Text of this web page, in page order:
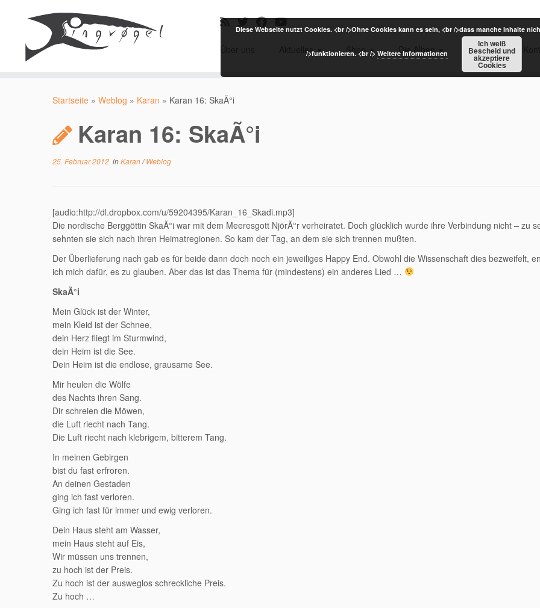
Aktuelles Shop Die Alben Termine
Startseite » Weblog » Karan » Karan 16: SkaÃ°i
Karan 16: SkaÃ°i
25. Februar 2012 inKaran/Weblog
[audio:http://dl.dropbox.com/u/59204395/Karan_16_Skadi.mp3]
Die nordische Berggöttin SkaÃ°i war mit dem Meeresgott NjörÃ°r verheiratet. Doch glücklich wurde ihre Verbindung nicht – zu
sehnten sie sich nach ihren Heimatregionen. So kam der Tag, an dem sie sich trennen mußten.
Der Überlieferung nach gab es für beide dann doch noch ein jeweiliges Happy End. Obwohl die Wissenschaft dies bezweifelt,
ich mich dafür, es zu glauben. Aber das ist das Thema für (mindestens) ein anderes Lied …
SkaÃ°i
Mein Glück ist der Winter,
mein Kleid ist der Schnee,
dein Herz fliegt im Sturmwind,
dein Heim ist die See.
Dein Heim ist die endlose, grausame See.
Mir heulen die Wölfe
des Nachts ihren Sang.
Dir schreien die Möwen,
die Luft riecht nach Tang.
Die Luft riecht nach klebrigem, bitterem Tang.
In meinen Gebirgen
bist du fast erfroren.
An deinen Gestaden
ging ich fast verloren.
Ging ich fast für immer und ewig verloren.
Dein Haus steht am Wasser,
mein Haus steht auf Eis,
Wir müssen uns trennen,
zu hoch ist der Preis.
Zu hoch ist der ausweglos schreckliche Preis.
Zu hoch …
Diese Webseite nutzt Cookies. <br />Ohne Cookies kann es sein, <br />dass manche Inhalte
/>funktionieren. <br /> Weitere Informationen
Ich weiß
Bescheid und
akzeptiere
Cookies